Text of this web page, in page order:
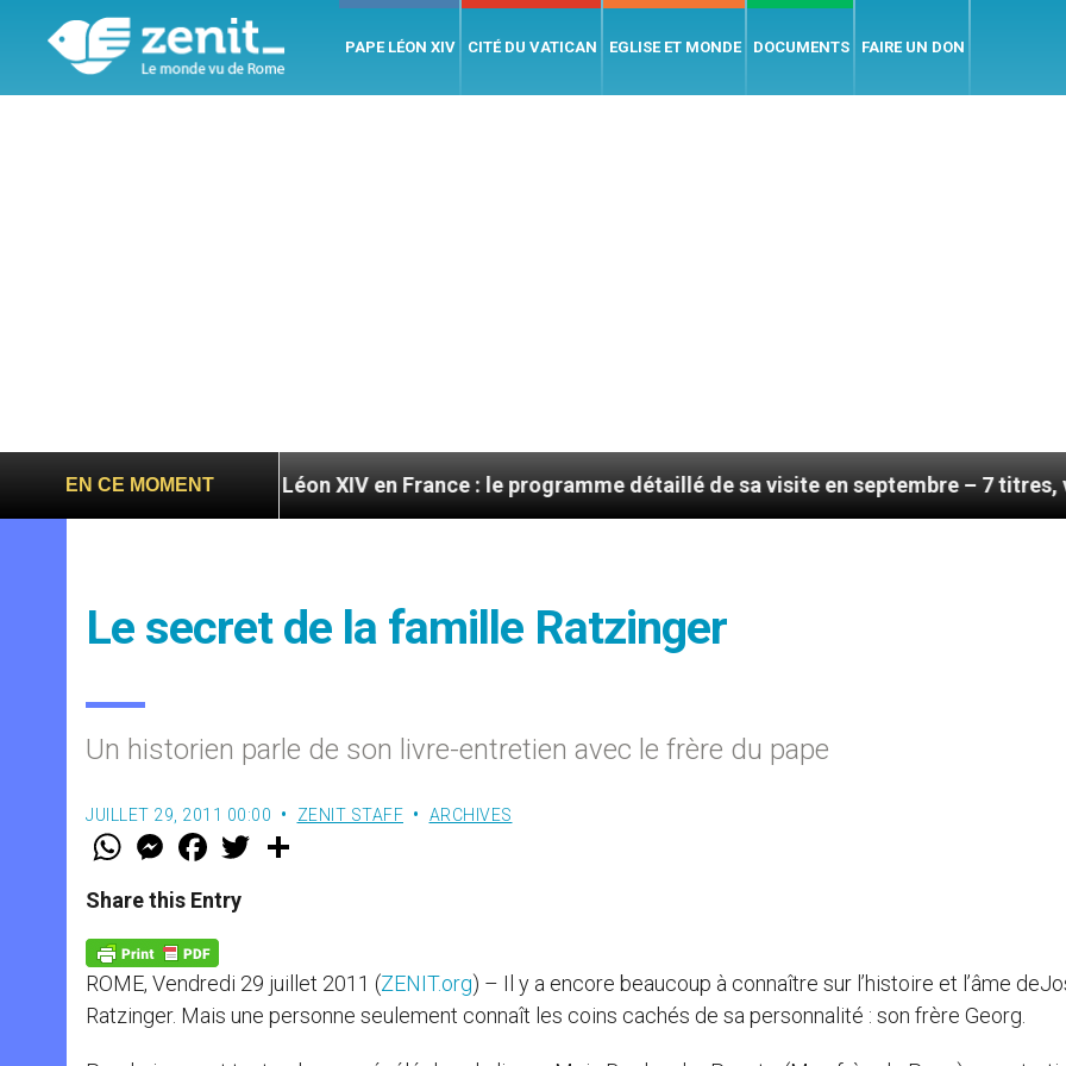
PAPE LÉON XIV CITÉ DU VATICAN EGLISE ET MONDE DOCUMENTS FAIRE UN DON
EN CE MOMENT
Léon XIV en France : le programme détaillé de sa visite en septembre – 7 titres, vendredi 7
Le secret de la famille Ratzinger
Un historien parle de son livre-entretien avec le frère du pape
JUILLET 29, 2011 00:00 ZENIT STAFF ARCHIVES
W
t
s
p
p
M
e
s
e
g
e
r
F
a
e
b
k
w
Share this Entry
ROME, Vendredi 29 juillet 2011 (ZENIT.org) – Il y a encore beaucoup à connaître sur l’histoire et l’âme
Ratzinger. Mais une personne seulement connaît les coins cachés de sa personnalité : son frère Georg.